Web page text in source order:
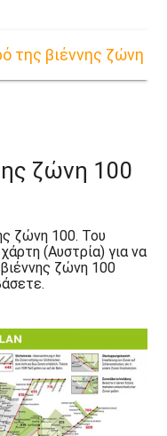
της βιέννης ζώνη
ζώνη 100
ζώνη 100. Του
(Αυστρία) για να
ζώνη 100